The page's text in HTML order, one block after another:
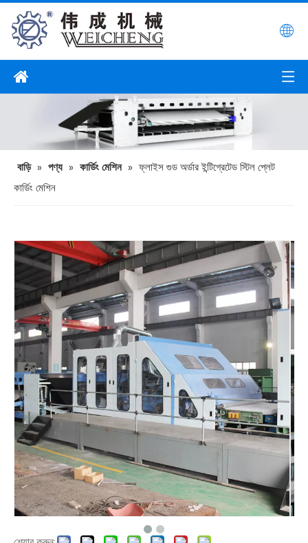
বাড়ি » পণ্য » কার্ডিং মেশিন » ফ্লাইস গুড অর্ডার ইন্টিগ্রেটেড স্টিল প্লেট
কার্ডিং মেশিন